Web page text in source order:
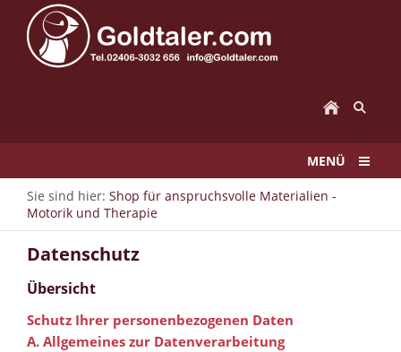
MENÜ
Sie sind hier: Shop für anspruchsvolle Materialien -
Motorik und Therapie
Datenschutz
Übersicht
Schutz Ihrer personenbezogenen Daten
A. Allgemeines zur Datenverarbeitung